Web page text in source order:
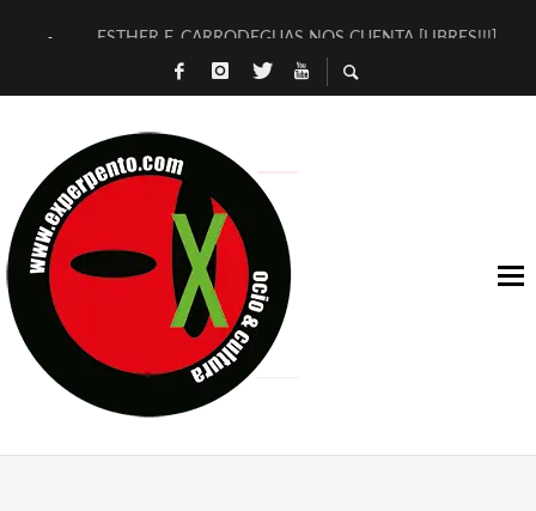
ESTHER F. CARRODEGUAS NOS CUENTA [LIBRES!!!]
[TERRA DE GUAPES] DE SANDRA MONFORT
TIMBRE 4, LA ESCUELA DEL DIRECTOR TEATRAL CLAUDIO
30 AÑOS (NO ES NADA) DE LA KATARSIS DEL TOMATAZO
MILITARES JUDÍAS EN #EXVITA
D’BALDOMEROS REINVENTAN [BITÁCORA 3.0] EN EXVITA
MARSHALL FLASH PRESENTA EN EXVITA [RELATIVA
JOFRE BARDAGÍ EN EXVITA INTERPRETANDO A SERRAT